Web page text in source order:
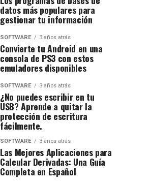
datos más populares para
gestionar tu información
SOFTWARE 3 años atrás
Convierte tu Android en una
consola de PS3 con estos
emuladores disponibles
SOFTWARE 3 años atrás
¿No puedes escribir en tu
USB? Aprende a quitar la
protección de escritura
fácilmente.
SOFTWARE 3 años atrás
Las Mejores Aplicaciones para
Calcular Derivadas: Una Guía
Completa en Español